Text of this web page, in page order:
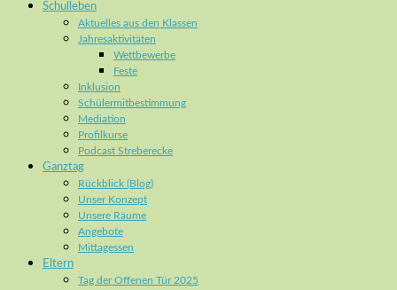
Schulleben
Aktuelles aus den Klassen
Jahresaktivitäten
Wettbewerbe
Feste
Inklusion
Schülermitbestimmung
Mediation
Profilkurse
Podcast Streberecke
Ganztag
Rückblick (Blog)
Unser Konzept
Unsere Räume
Angebote
Mittagessen
Eltern
Tag der Offenen Tür 2025